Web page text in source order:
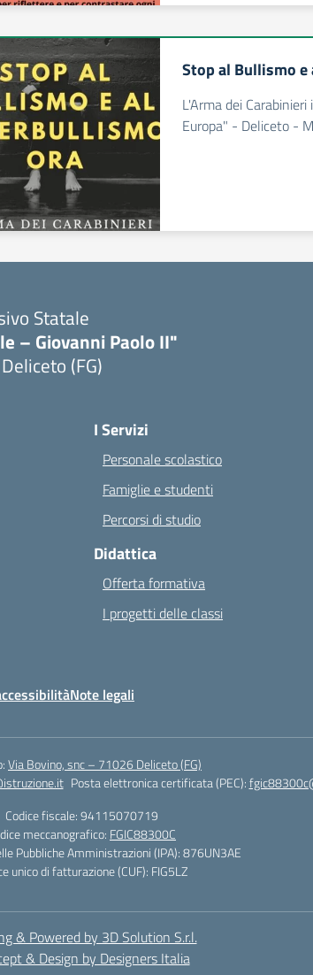
Stop al Bullismo
L'Arma dei
Europa" - Deliceto -
Statale
– Giovanni Paolo II"
(FG)
I Servizi
Personale scolastico
Famiglie e studenti
Percorsi di studio
Didattica
Offerta formativa
I progetti delle classi
Note legali
Via Bovino, snc – 71026 Deliceto (FG)
Posta elettronica certificata (PEC):
Codice fiscale: 94115070719
meccanografico: FGIC88300C
Pubbliche Amministrazioni (IPA): 876UN3AE
unico di fatturazione (CUF): FIG5LZ
& Powered by 3D Solution S.r.l.
& Design by Designers Italia